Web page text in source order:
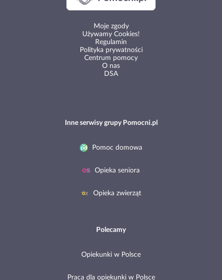
Moje zgody
Używamy Cookies!
Regulamin
Polityka prywatności
Centrum pomocy
O nas
DSA
Inne serwisy grupy Pomocni.pl
Pomoc domowa
Opieka seniora
Opieka zwierząt
Polecamy
Opiekunki w Polsce
Praca dla opiekunki w Polsce